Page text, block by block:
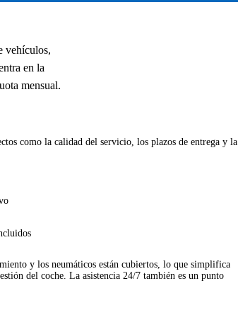
vehículos,
en la
mensual.
como la calidad del servicio, los plazos de entrega
y los neumáticos están cubiertos, lo que simplifica
del coche. La asistencia 24/7 también es un punto